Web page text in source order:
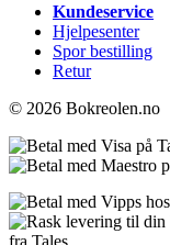
Kundeservice
Hjelpesenter
Spor bestilling
Retur
© 2026 Bokreolen.no